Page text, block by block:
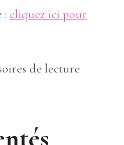
: cliquez ici pour
de lecture